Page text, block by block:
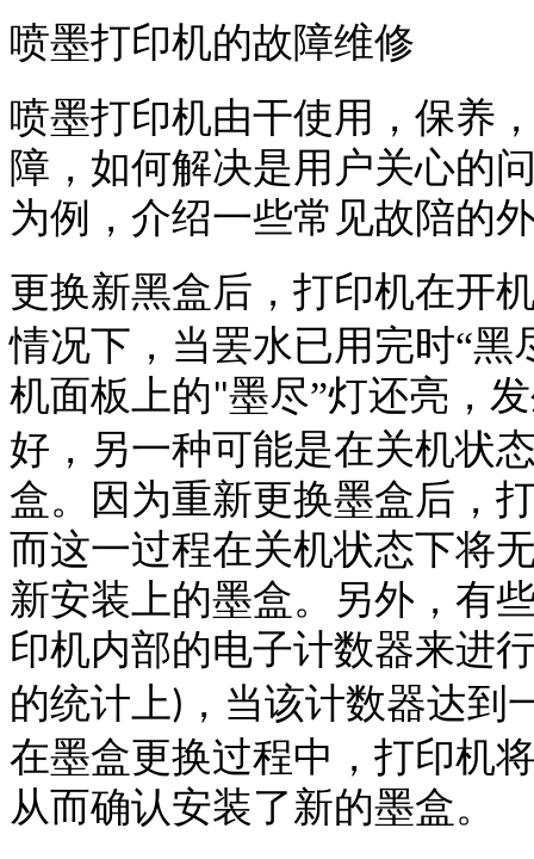
喷墨打印机的故障维修
喷墨打印机由干使用，保养
障，如何解决是用户关心的
为例，介绍一些常见故陪的
更换新黑盒后，打印机在开
情况下，当罢水已用完时“
机面板上的"墨尽”灯还亮，
好，另一种可能是在关机状
盒。因为重新更换墨盒后，
而这一过程在关机状态下将
新安装上的墨盒。另外，有
印机内部的电子计数器来进
的统计上) ，当该计数器达
在墨盒更换过程中，打印机
从而确认安装了新的墨盒。